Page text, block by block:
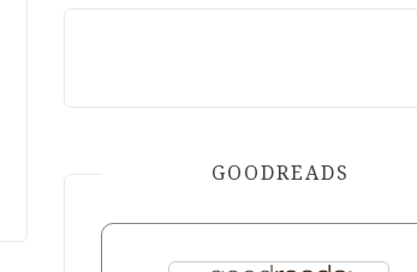
GOODREADS